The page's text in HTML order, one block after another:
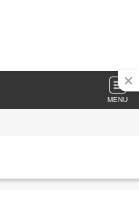
MENU